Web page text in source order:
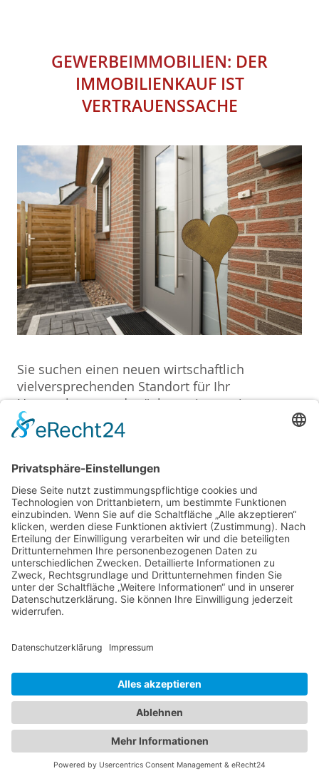
GEWERBEIMMOBILIEN: DER
IMMOBILIENKAUF IST
VERTRAUENSSACHE
Sie suchen einen neuen wirtschaftlich
vielversprechenden Standort für Ihr
Unternehmen und möchten eine geeignete
Immobile kaufen? Die Region rund um
Bremen, Weyhe und Stuhr bietet vielfältige
Infrastruktur. Investieren Sie in eine
erfolgreiche Zukunft und lassen Sie sich von
unserem breit gefächerten Immobilienangebot
überzeugen. Wir sind das zuverlässige
Bindeglied zwischen Käufer und Verkäufer.
Wir sind Ihr Partner, der von einem
reichhaltigen Erfahrungsschatz und Kompetenz
geprägt ist. Wenn es um den Kauf von
Ansprechpartner. Wir begleiten Sie bei jedem
Schritt und beantworten alle Fragen, die Sie
haben könnten. Mit unserer Expertise und
unserem Engagement setzen wir uns dafür ein,
dass Sie die beste Entscheidung treffen und
Ihre Träume von einem Eigenheim oder einer
lukrativen Investition in die Realität umsetzen